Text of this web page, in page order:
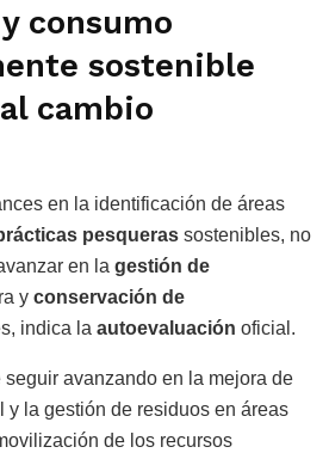
consumo
sostenible
cambio
en la identificación de áreas
pesqueras sostenibles, no
en la gestión de
y conservación de
indica la autoevaluación oficial.
seguir avanzando en la mejora de
y la gestión de residuos en áreas
de los recursos